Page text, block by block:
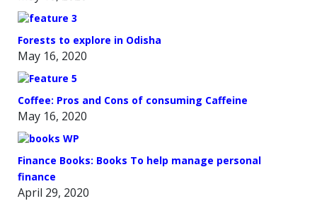
Forests to explore in Odisha
May 16, 2020
Coffee: Pros and Cons of consuming Caffeine
May 16, 2020
Finance Books: Books To help manage personal
finance
April 29, 2020